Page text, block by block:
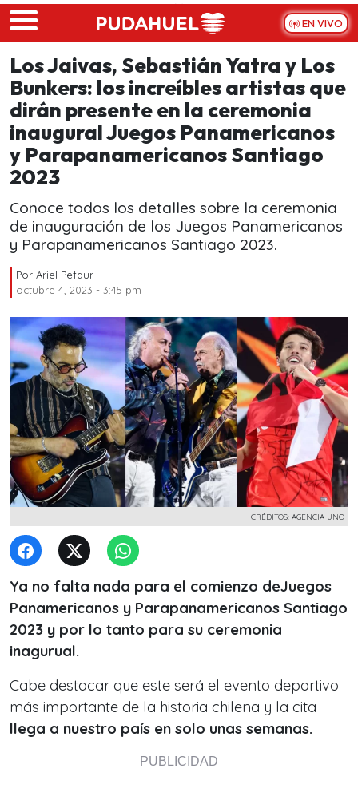
Skip to main content
EN VIVO
Los Jaivas, Sebastián Yatra y Los
Bunkers: los increíbles artistas que
dirán presente en la ceremonia
inaugural Juegos Panamericanos
y Parapanamericanos Santiago
2023
Conoce todos los detalles sobre la ceremonia
de inauguración de los Juegos Panamericanos
y Parapanamericanos Santiago 2023.
Por Ariel Pefaur
octubre 4, 2023 - 3:45 pm
CRÉDITOS: AGENCIA UNO
Ya no falta nada para el comienzo deJuegos
Panamericanos y Parapanamericanos Santiago
2023 y por lo tanto para su ceremonia
inagurual.
Cabe destacar que este será el evento deportivo
más importante de la historia chilena y la cita
llega a nuestro país en solo unas semanas.